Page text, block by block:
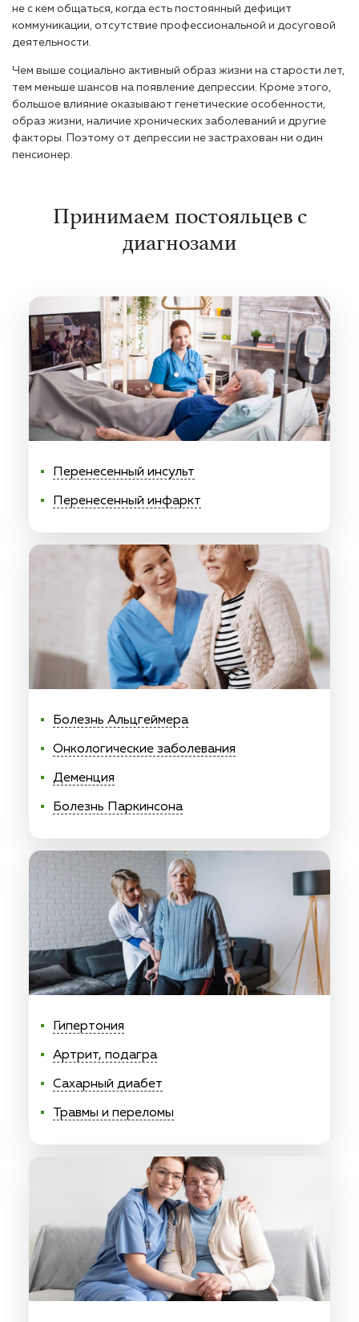
не с кем общаться, когда есть постоянный дефицит
коммуникации, отсутствие профессиональной и досуговой
деятельности.
Чем выше социально активный образ жизни на старости лет,
тем меньше шансов на появление депрессии. Кроме этого,
большое влияние оказывают генетические особенности,
образ жизни, наличие хронических заболеваний и другие
факторы. Поэтому от депрессии не застрахован ни один
пенсионер.
Принимаем постояльцев с
диагнозами
Перенесенный инсульт
Перенесенный инфаркт
Болезнь Альцгеймера
Онкологические заболевания
Деменция
Болезнь Паркинсона
Гипертония
Артрит, подагра
Сахарный диабет
Травмы и переломы